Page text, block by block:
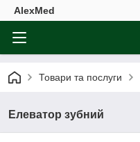
AlexMed
Товари та послуги
Елеватор зубний